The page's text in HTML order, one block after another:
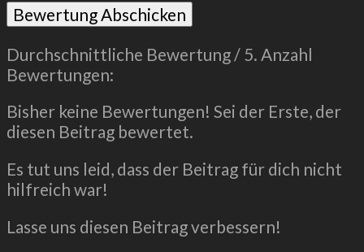
Bewertung Abschicken
Durchschnittliche Bewertung / 5. Anzahl
Bewertungen:
Bisher keine Bewertungen! Sei der Erste, der
diesen Beitrag bewertet.
Es tut uns leid, dass der Beitrag für dich nicht
hilfreich war!
Lasse uns diesen Beitrag verbessern!